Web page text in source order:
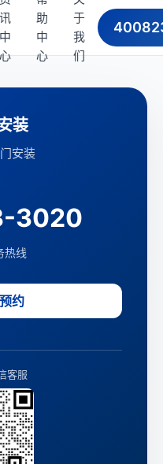
讯
中
心
助
中
心
于
我
们
装
安装
3020
热线
约
客服